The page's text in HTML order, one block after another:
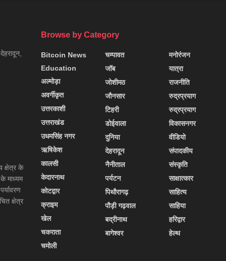
क्षेत्र के
के माध्यम
क्षेत्र
Browse by Category
Bitcoin News
Education
अल्मोड़ा
अवर्गीकृत
उत्तरकाशी
उत्तराखंड
उधमसिंह नगर
ऋषिकेश
कालसी
केदारनाथ
कोटद्वार
क्राइम
खेल
चकराता
चमोली
चम्पावत
जॉब
जोशीमठ
जौनसार
टिहरी
डोईवाला
दुनिया
देहरादून
नैनीताल
पर्यटन
पिथौरागढ़
पौड़ी गढ़वाल
बद्रीनाथ
बागेश्वर
मनोरंजन
यात्रा
राजनीति
रुद्रप्रयाग
रुद्रप्रयाग
विकासनगर
वीडियो
संपादकीय
संस्कृति
साक्षात्कार
साहित्य
साहिया
हरिद्वार
हेल्थ